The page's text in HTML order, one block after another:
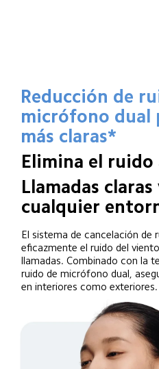
Reducción de
micrófono dual
más claras*
Elimina el ruido
Llamadas
cualquier
El sistema de cancelación de
eficazmente el ruido del
llamadas. Combinado con la
ruido de micrófono dual,
en interiores como exteriores.